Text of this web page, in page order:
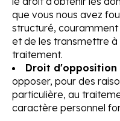
que vous nous avez
structuré, couramment
et de les transmettre à
traitement.
Droit d'opposition
opposer, pour des
particulière, au
caractère personnel